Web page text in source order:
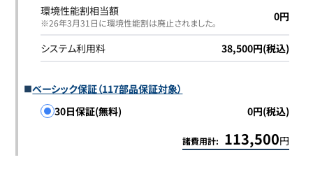
環境性能割相当額
※26年3月31日に環境性能割は廃止されました｡ 0円
システム利用料 38,500円(税込)
ベーシック保証（117部品保証対象）
30日保証(無料)
0円(税込)
諸費用計: 113,500円